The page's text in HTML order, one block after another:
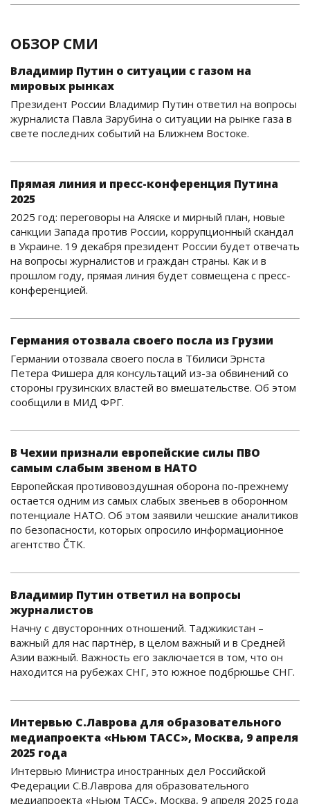
ОБЗОР СМИ
Владимир Путин о ситуации с газом на
мировых рынках
Президент России Владимир Путин ответил на вопросы
журналиста Павла Зарубина о ситуации на рынке газа в
свете последних событий на Ближнем Востоке.
Прямая линия и пресс-конференция Путина
2025
2025 год: переговоры на Аляске и мирный план, новые
санкции Запада против России, коррупционный скандал
в Украине. 19 декабря президент России будет отвечать
на вопросы журналистов и граждан страны. Как и в
прошлом году, прямая линия будет совмещена с пресс-
конференцией.
Германия отозвала своего посла из Грузии
Германии отозвала своего посла в Тбилиси Эрнста
Петера Фишера для консультаций из-за обвинений со
стороны грузинских властей во вмешательстве. Об этом
сообщили в МИД ФРГ.
В Чехии признали европейские силы ПВО
самым слабым звеном в НАТО
Европейская противовоздушная оборона по-прежнему
остается одним из самых слабых звеньев в оборонном
потенциале НАТО. Об этом заявили чешские аналитиков
по безопасности, которых опросило информационное
агентство ČTK.
Владимир Путин ответил на вопросы
журналистов
Начну с двусторонних отношений. Таджикистан –
важный для нас партнёр, в целом важный и в Средней
Азии важный. Важность его заключается в том, что он
находится на рубежах СНГ, это южное подбрюшье СНГ.
Интервью С.Лаврова для образовательного
медиапроекта «Ньюм ТАСС», Москва, 9 апреля
2025 года
Интервью Министра иностранных дел Российской
Федерации С.В.Лаврова для образовательного
медиапроекта «Ньюм ТАСС», Москва, 9 апреля 2025 года